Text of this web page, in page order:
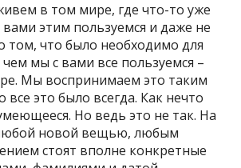
в том мире, где что-то уже
вами этим пользуемся и даже не
том, что было необходимо для
мы с вами все пользуемся –
Мы воспринимаем это таким
все это было всегда. Как нечто
Но ведь это не так. На
новой вещью, любым
стоят вполне конкретные